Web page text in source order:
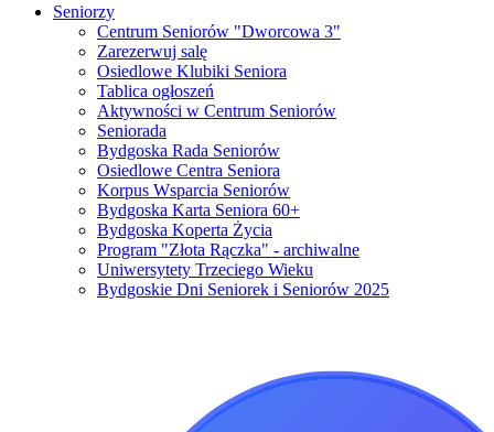
Seniorzy
Centrum Seniorów "Dworcowa 3"
Zarezerwuj salę
Osiedlowe Klubiki Seniora
Tablica ogłoszeń
Aktywności w Centrum Seniorów
Seniorada
Bydgoska Rada Seniorów
Osiedlowe Centra Seniora
Korpus Wsparcia Seniorów
Bydgoska Karta Seniora 60+
Bydgoska Koperta Życia
Program "Złota Rączka" - archiwalne
Uniwersytety Trzeciego Wieku
Bydgoskie Dni Seniorek i Seniorów 2025